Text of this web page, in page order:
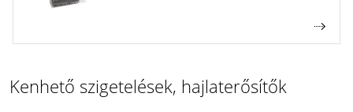
Kenhető szigetelések, hajlaterősítők